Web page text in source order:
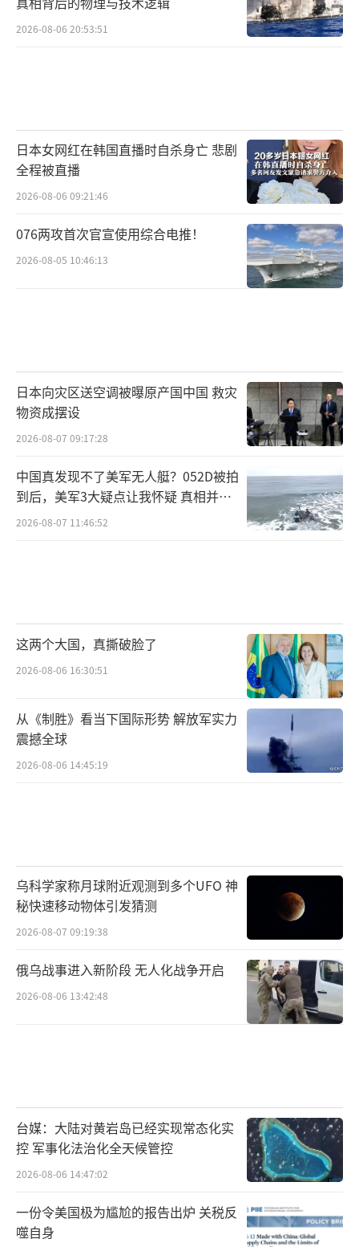
俄罗斯、欧洲、日本等国也在研发定向能
向能武器的价值更加凸显。这些自主系统所依
赖的传感器和电子设备极易受到定向能武器的
干扰和破坏。定向能武器明显扩大了由传
统“电子战”系统产生的影响范围，能够创造
强烈的电磁环境来干扰、破坏或摧毁战斗中的
目标。
争的核心装备之一。九三阅兵仅是开端，随着
中国宣布定向能武器已成为“国产现役主战装
备”，这些曾经的神秘武器系统正快速从实验
室走向战场。下一代定向能武器已经在研发
中，更紧凑的能量存储、更高效的能源转换、
更智能的瞄准系统。它们将与人工智能指挥系
统深度融合，构成未来战争的新型防御体系。
编辑：张蕾 TT0001）
2026-08-06 20:53:51
日本女网红在韩国直播时自杀身亡 悲剧
全程被直播
2026-08-06 09:21:46
076两攻首次官宣使用综合电推！
2026-08-05 10:46:13
日本向灾区送空调被曝原产国中国 救灾
物资成摆设
2026-08-07 09:17:28
中国真发现不了美军无人艇？052D被拍
到后，美军3大疑点让我怀疑 真相并非
如此
2026-08-07 11:46:52
这两个大国，真撕破脸了
2026-08-06 16:30:51
从《制胜》看当下国际形势 解放军实力
震撼全球
2026-08-06 14:45:19
乌科学家称月球附近观测到多个UFO 神
秘快速移动物体引发猜测
2026-08-07 09:19:38
俄乌战事进入新阶段 无人化战争开启
2026-08-06 13:42:48
台媒：大陆对黄岩岛已经实现常态化实
控 军事化法治化全天候管控
2026-08-06 14:47:02
一份令美国极为尴尬的报告出炉 关税反
噬自身